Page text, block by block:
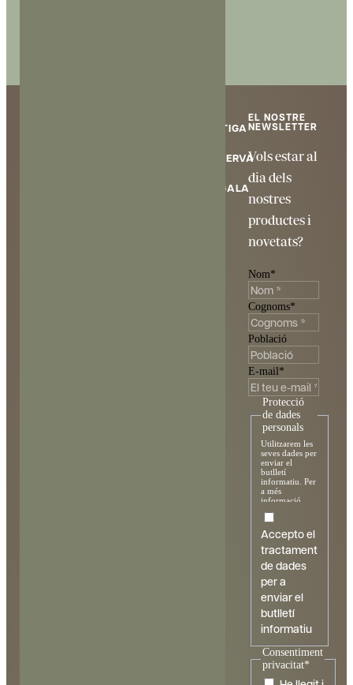
BOTIGA
RESERVA
REGALA
EL NOSTRE
NEWSLETTER
Vols estar al
dia dels
nostres
productes i
novetats?
Nom*
Cognoms*
Població
E-mail *
Protecció
de dades
personals
Utilitzarem les
seves dades per
enviar el
butlletí
informatiu. Per
a més
informació
tractament i els
vostres drets,
consulteu la
política de
privadesa.
Accepto el
tractament
de dades
per a
enviar el
butlletí
informatiu
Consentiment
privacitat*